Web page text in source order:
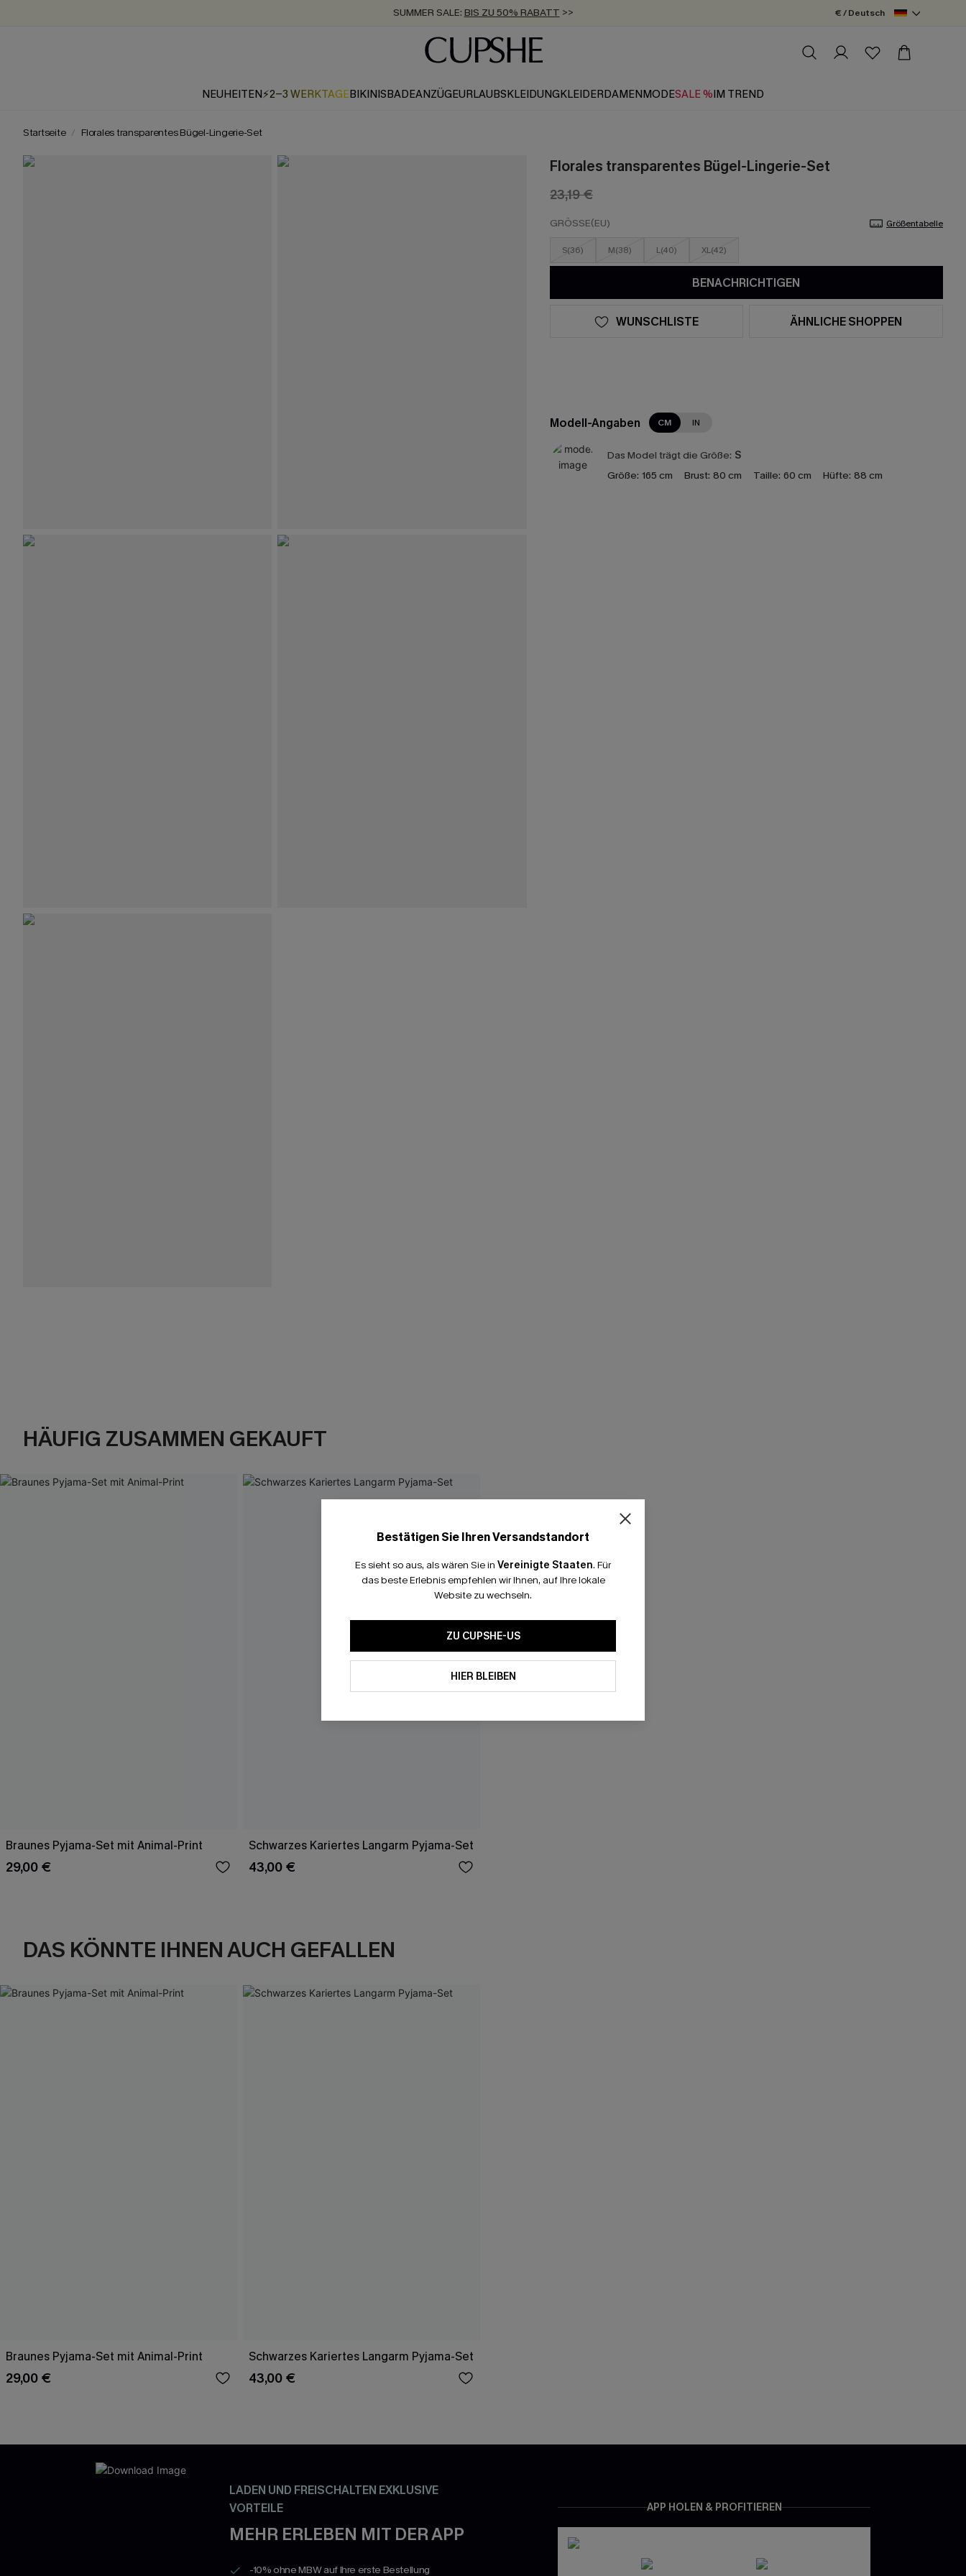
SUMMER SALE: BIS ZU 50% RABATT >>
ZUM NEWSLETTER:BIS ZU -20% EXTRA ERHALTEN
KOSTENLOSER VERSAND AB 89 €
€ / Deutsch
NEUHEITEN⚡2-3 WERKTAGEBIKINISBADEANZÜGEURLAUBSKLEIDUNGKLEIDERDAMENMODESALE %IM TREND
Startseite Florales transparentes Bügel-Lingerie-Set
Florales transparentes Bügel-Lingerie-Set
23,19 €
GRÖSSE(EU) Größentabelle
S(36) M(38) L(40) XL(42)
BENACHRICHTIGEN
WUNSCHLISTE ÄHNLICHE SHOPPEN
Modell-Angaben CM IN
Das Model trägt die Größe: S
Größe: 165 cm Brust: 80 cm Taille: 60 cm Hüfte: 88 cm
HÄUFIG ZUSAMMEN GEKAUFT
Braunes Pyjama-Set mit Animal-Print
29,00 €
Schwarzes Kariertes Langarm Pyjama-Set
43,00 €
DAS KÖNNTE IHNEN AUCH GEFALLEN
Braunes Pyjama-Set mit Animal-Print
29,00 €
Schwarzes Kariertes Langarm Pyjama-Set
43,00 €
LADEN UND FREISCHALTEN EXKLUSIVE
VORTEILE
MEHR ERLEBEN MIT DER APP
-10% ohne MBW auf Ihre erste Bestellung
APP HOLEN & PROFITIEREN
Bestätigen Sie Ihren Versandstandort
Es sieht so aus, als wären Sie in Vereinigte Staaten. Für
das beste Erlebnis empfehlen wir Ihnen, auf Ihre lokale
Website zu wechseln.
ZU CUPSHE-US
HIER BLEIBEN